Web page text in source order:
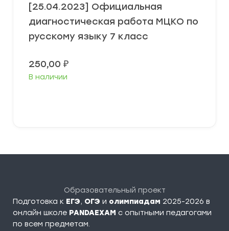
[25.04.2023] Официальная
диагностическая работа МЦКО по
русскому языку 7 класс
250,00 ₽
В наличии
Образовательный проект
Подготовка к ЕГЭ, ОГЭ и олимпиадам 2025-2026 в
онлайн школе PANDAEXAM c опытными педагогами
по всем предметам.